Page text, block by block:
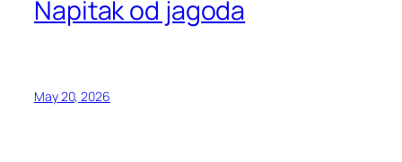
Napitak od jagoda
May 20, 2026